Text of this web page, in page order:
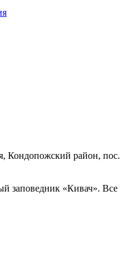
Кондопожский район, пос.
заповедник «Кивач». Все